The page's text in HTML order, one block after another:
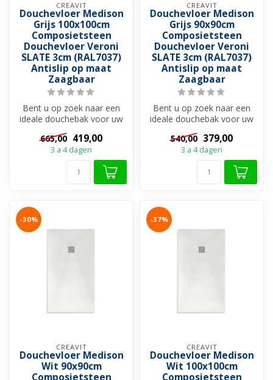
CREAVIT
Douchevloer Medison
Grijs 100x100cm
Composietsteen
Douchevloer Veroni
SLATE 3cm (RAL7037)
Antislip op maat
Zaagbaar
Bent u op zoek naar een
ideale douchebak voor uw
douchevloer?
Douchebakken zijn ...
665,00 419,00
3 a 4 dagen
CREAVIT
Douchevloer Medison
Grijs 90x90cm
Composietsteen
Douchevloer Veroni
SLATE 3cm (RAL7037)
Antislip op maat
Zaagbaar
Bent u op zoek naar een
ideale douchebak voor uw
douchevloer?
Douchebakken zijn ...
540,00 379,00
3 a 4 dagen
-30%
CREAVIT
Douchevloer Medison
Wit 90x90cm
Composietsteen
-37%
CREAVIT
Douchevloer Medison
Wit 100x100cm
Composietsteen